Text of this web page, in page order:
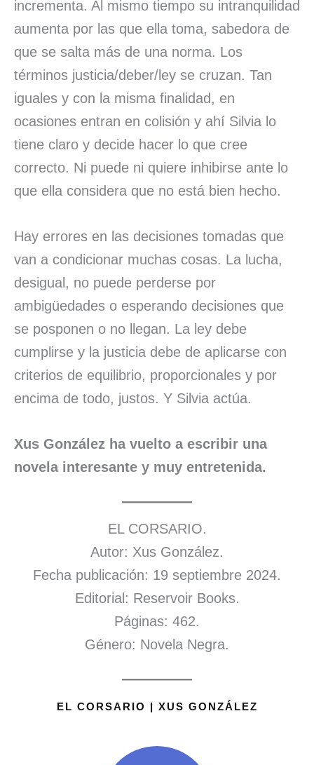
incrementa. Al mismo tiempo su intranquilidad
aumenta por las que ella toma, sabedora de
que se salta más de una norma. Los
términos justicia/deber/ley se cruzan. Tan
iguales y con la misma finalidad, en
ocasiones entran en colisión y ahí Silvia lo
tiene claro y decide hacer lo que cree
correcto. Ni puede ni quiere inhibirse ante lo
que ella considera que no está bien hecho.
Hay errores en las decisiones tomadas que
van a condicionar muchas cosas. La lucha,
desigual, no puede perderse por
ambigüedades o esperando decisiones que
se posponen o no llegan. La ley debe
cumplirse y la justicia debe de aplicarse con
criterios de equilibrio, proporcionales y por
encima de todo, justos. Y Silvia actúa.
Xus González ha vuelto a escribir una
novela interesante y muy entretenida.
EL CORSARIO.
Autor: Xus González.
Fecha publicación: 19 septiembre 2024.
Editorial: Reservoir Books.
Páginas: 462.
Género: Novela Negra.
EL CORSARIO | XUS GONZÁLEZ